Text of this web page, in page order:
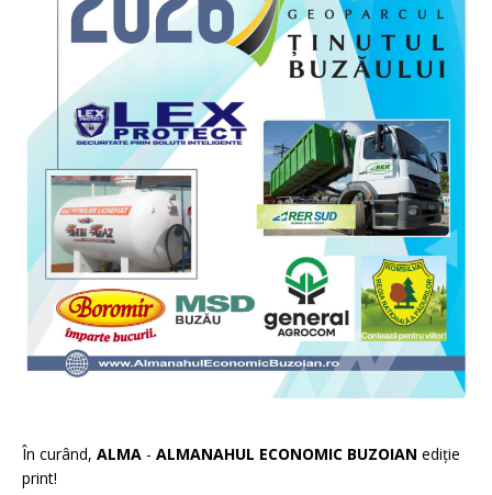
În curând, ALMA - ALMANAHUL ECONOMIC BUZOIAN ediție
print!